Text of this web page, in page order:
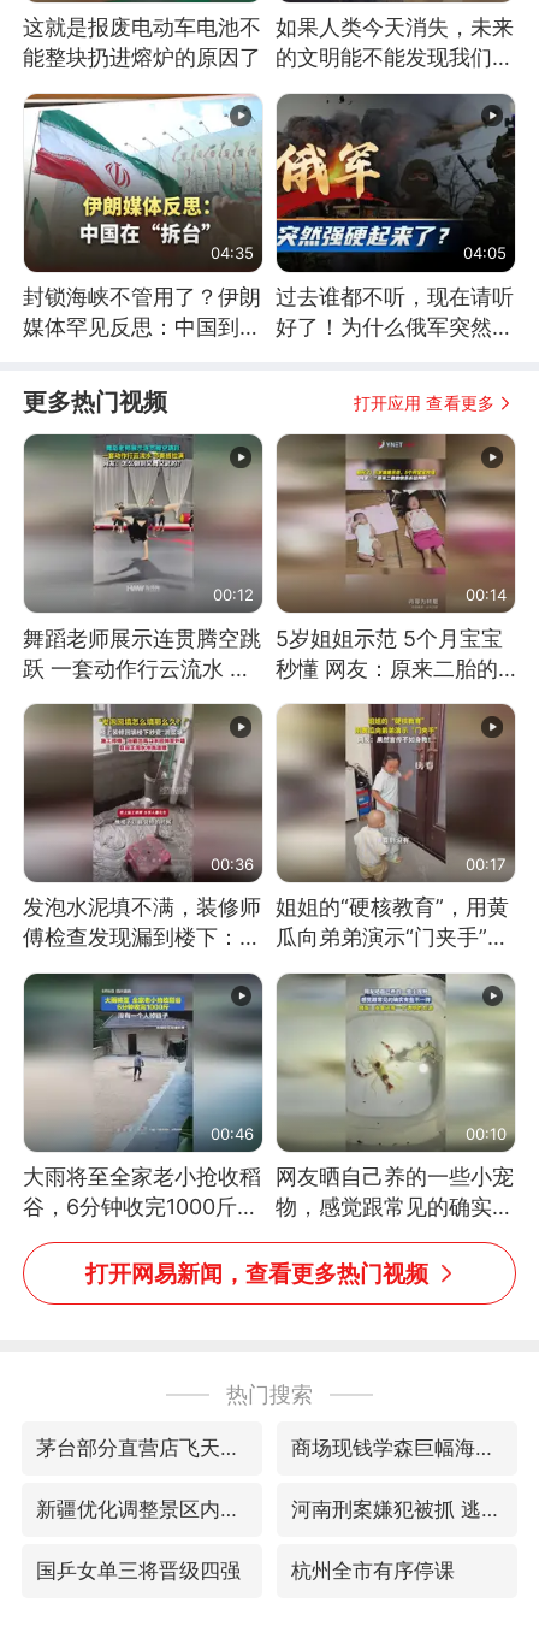
这就是报废电动车电池不
能整块扔进熔炉的原因了
如果人类今天消失，未来
的文明能不能发现我们存
04:35
封锁海峡不管用了？伊朗
媒体罕见反思：中国到底
04:05
过去谁都不听，现在请听
好了！为什么俄军突然强
更多热门视频 打开应用 查看更多
00:12
舞蹈老师展示连贯腾空跳
跃 一套动作行云流水 节
奏感拉满 网友：怎么做
到又舞又武的？
00:14
5岁姐姐示范 5个月宝宝
秒懂 网友：原来二胎的
快乐长这样
00:36
发泡水泥填不满，装修师
傅检查发现漏到楼下：出
风口未延伸到外墙
00:17
姐姐的“硬核教育”，用黄
瓜向弟弟演示“门夹手”，
网友：果然言传不如身
教！
00:46
大雨将至全家老小抢收稻
谷，6分钟收完1000斤，
没有一个人掉链子
00:10
网友晒自己养的一些小宠
物，感觉跟常见的确实有
些不一样
打开网易新闻，查看更多热门视频
热门搜索
茅台部分直营店飞天茅台提价 商场现钱学森巨幅海报 负责人回应
新疆优化调整景区内自驾服务费 河南刑案嫌犯被抓 逃窜时伤害多人
国乒女单三将晋级四强 杭州全市有序停课